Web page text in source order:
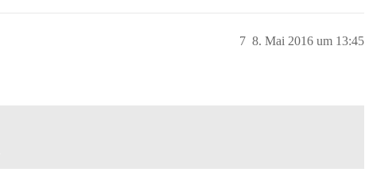
8. Mai 2016 um 13:45
7